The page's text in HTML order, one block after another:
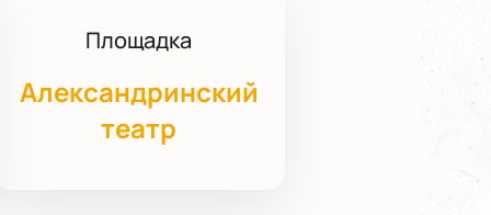
Площадка
Александринский
театр